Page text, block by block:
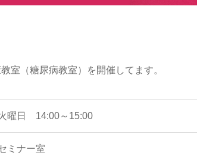
室（糖尿病教室）を開催してます。
曜日 14:00～15:00
ミナー室